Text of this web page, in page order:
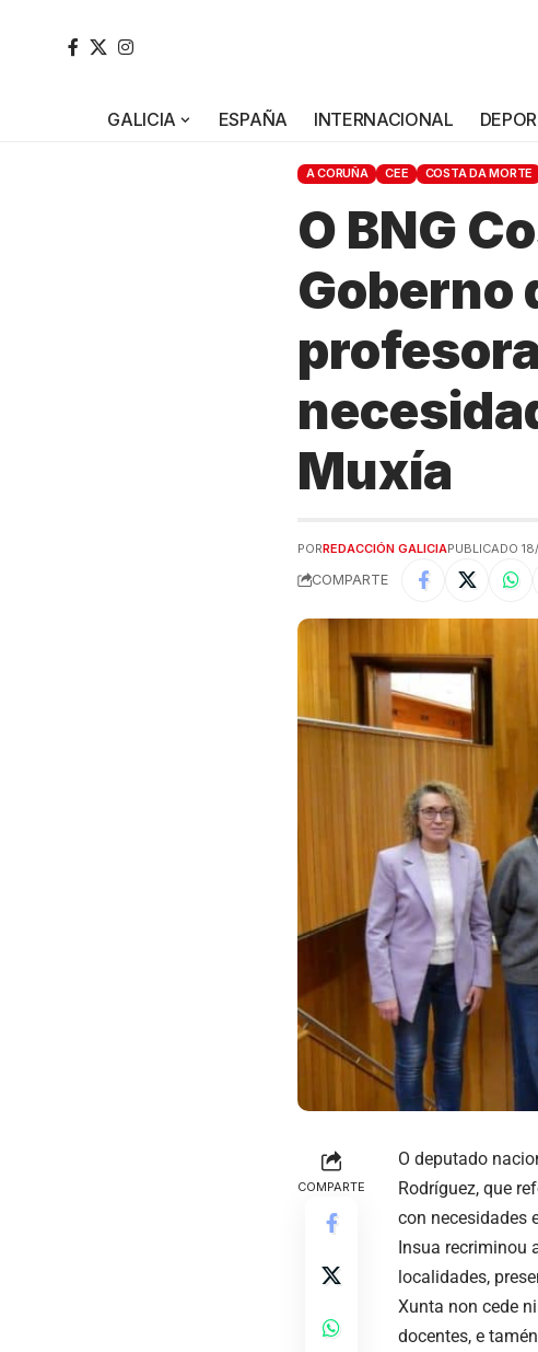
GALICIA ESPAÑA INTERNACIONAL
A CORUÑA CEE COSTA DA MORTE
O BNG
Goberno
Muxía
PORREDACCIÓN GALICIAPUBLICADO
COMPARTE
COMPARTE
O deputado
Rodríguez, que
con necesidades
Insua recriminou
localidades,
Xunta non cede
docentes, e